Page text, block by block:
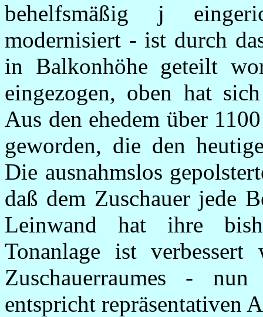
behelfsmäßig j
modernisiert - ist durch
in Balkonhöhe geteilt
eingezogen, oben hat
Aus den ehedem über
geworden, die den
Die ausnahmslos
daß dem Zuschauer jede
Leinwand hat ihre
Tonanlage ist verbessert
Zuschauerraumes -
entspricht repräsentativen